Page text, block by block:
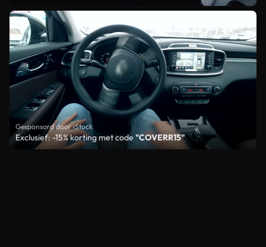
Gesponsord door iStock
Exclusief: -15% korting met code "COVERR15"